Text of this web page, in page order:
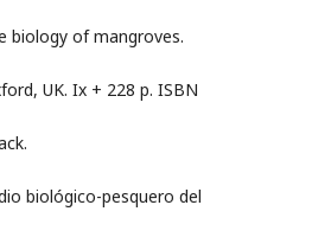
biology of mangroves.
UK. Ix + 228 p. ISBN
biológico-pesquero del